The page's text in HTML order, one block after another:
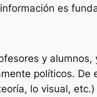
es
y
políticos.
lo visual,